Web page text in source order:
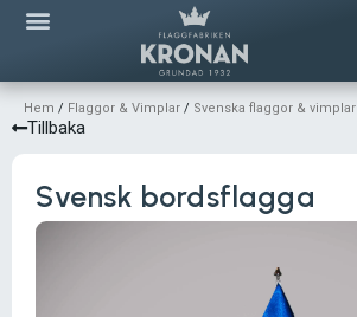
Hem / Flaggor & Vimplar / Svenska flaggor & vimplar
Tillbaka
Svensk bordsflagga